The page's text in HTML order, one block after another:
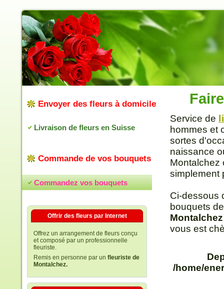
Envoyer des fleurs à domicile
Livraison de fleurs en Suisse
Commande de vos bouquets
Commandez vos bouquets
Offrir des fleurs par Internet
Offrez un arrangement de fleurs conçu
et composé par un professionnelle
fleuriste.
Remis en personne par un fleuriste de
Montalchez.
Service de
hommes et
sortes
naissance
Montalchez
simplement
Ci-dessous
bouquets
Montalchez
vous est
/home/